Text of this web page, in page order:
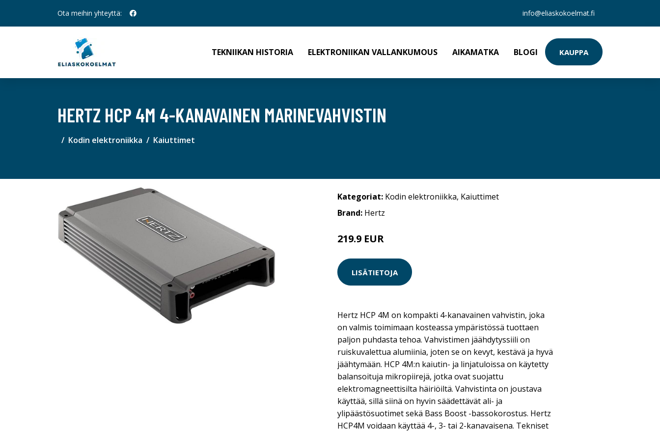
Ota meihin yhteyttä: info@eliaskokoelmat.fi
TEKNIIKAN HISTORIA ELEKTRONIIKAN VALLANKUMOUS AIKAMATKA BLOGI KAUPPA
HERTZ HCP 4M 4-KANAVAINEN MARINEVAHVISTIN
Kodin elektroniikka Kaiuttimet
Kategoriat: Kodin elektroniikka, Kaiuttimet
Brand: Hertz
219.9 EUR
LISÄTIETOJA
Hertz HCP 4M on kompakti 4-kanavainen vahvistin, joka
on valmis toimimaan kosteassa ympäristössä tuottaen
paljon puhdasta tehoa. Vahvistimen jäähdytyssiili on
ruiskuvalettua alumiinia, joten se on kevyt, kestävä ja hyvä
jäähtymään. HCP 4M:n kaiutin- ja linjatuloissa on käytetty
balansoituja mikropiirejä, jotka ovat suojattu
elektromagneettisilta häiriöiltä. Vahvistinta on joustava
käyttää, sillä siinä on hyvin säädettävät ali- ja
ylipäästösuotimet sekä Bass Boost -bassokorostus. Hertz
HCP4M voidaan käyttää 4-, 3- tai 2-kanavaisena. Tekniset